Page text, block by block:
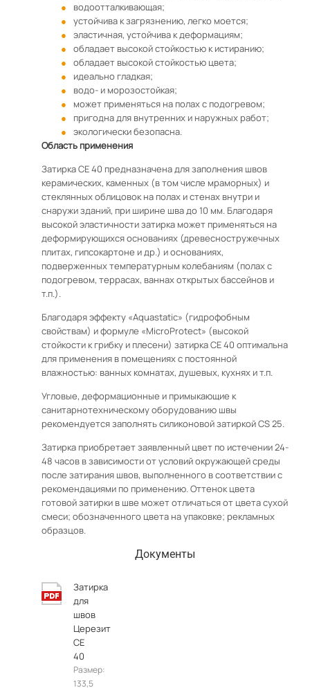
водоотталкивающая;
устойчива к загрязнению, легко моется;
эластичная, устойчива к деформациям;
обладает высокой стойкостью к истиранию;
обладает высокой стойкостью цвета;
идеально гладкая;
водо- и морозостойкая;
может применяться на полах с подогревом;
пригодна для внутренних и наружных работ;
экологически безопасна.
Область применения
Затирка CE 40 предназначена для заполнения швов
керамических, каменных (в том числе мраморных) и
стеклянных облицовок на полах и стенах внутри и
снаружи зданий, при ширине шва до 10 мм. Благодаря
высокой эластичности затирка может применяться на
деформирующихся основаниях (древесностружечных
плитах, гипсокартоне и др.) и основаниях,
подверженных температурным колебаниям (полах с
подогревом, террасах, ваннах открытых бассейнов и
т.п.).
Благодаря эффекту «Aquastatic» (гидрофобным
свойствам) и формуле «MicroProtect» (высокой
стойкости к грибку и плесени) затирка CE 40 оптимальна
для применения в помещениях с постоянной
влажностью: ванных комнатах, душевых, кухнях и т.п.
Угловые, деформационные и примыкающие к
санитарнотехническому оборудованию швы
рекомендуется заполнять силиконовой затиркой CS 25.
Затирка приобретает заявленный цвет по истечении 24-
48 часов в зависимости от условий окружающей среды
после затирания швов, выполненного в соответствии с
рекомендациями по применению. Оттенок цвета
готовой затирки в шве может отличаться от цвета сухой
смеси; обозначенного цвета на упаковке; рекламных
образцов.
Документы
Затирка
для
швов
Церезит
СЕ
40
Размер:
133,5